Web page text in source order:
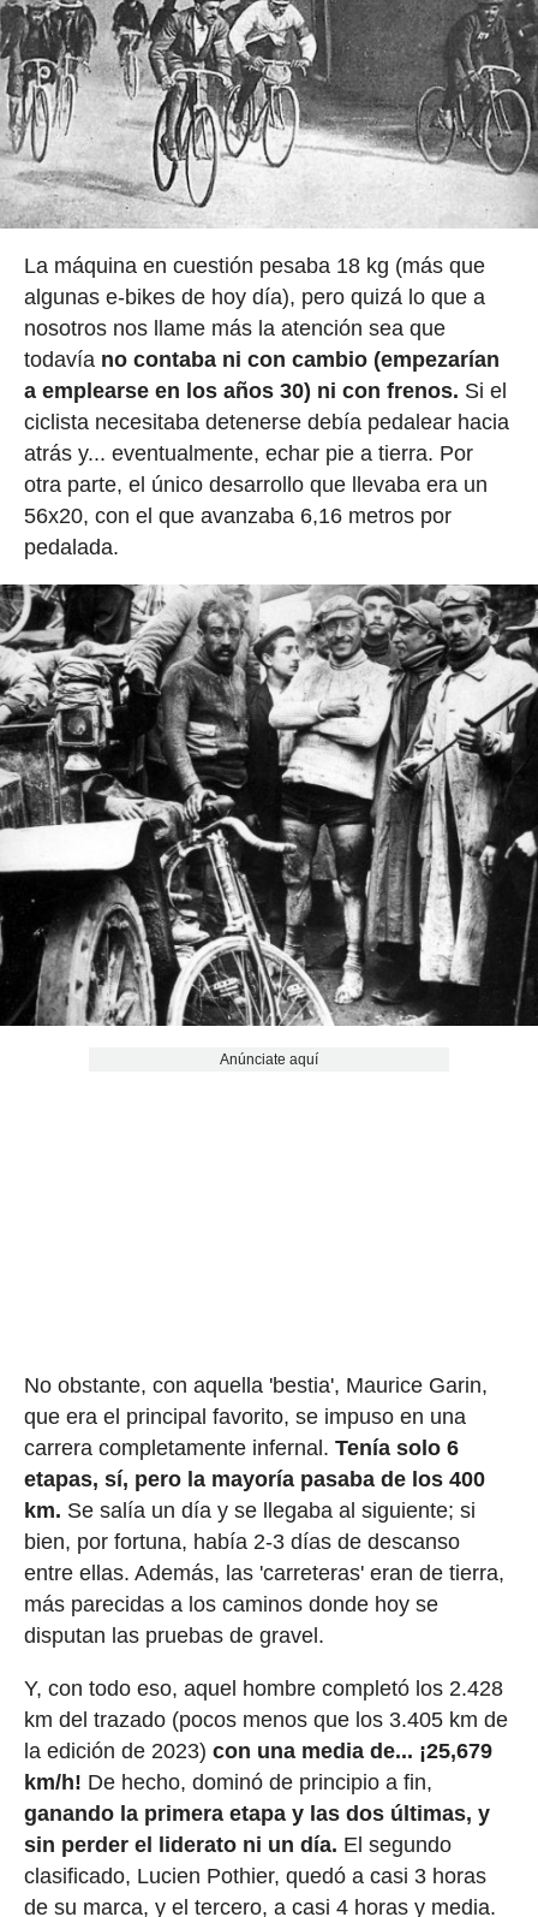
La máquina en cuestión pesaba 18 kg (más que
algunas e-bikes de hoy día), pero quizá lo que a
nosotros nos llame más la atención sea que
todavía no contaba ni con cambio (empezarían
a emplearse en los años 30) ni con frenos. Si el
ciclista necesitaba detenerse debía pedalear hacia
atrás y... eventualmente, echar pie a tierra. Por
otra parte, el único desarrollo que llevaba era un
56x20, con el que avanzaba 6,16 metros por
pedalada.
Anúnciate aquí
No obstante, con aquella 'bestia', Maurice Garin,
que era el principal favorito, se impuso en una
carrera completamente infernal. Tenía solo 6
etapas, sí, pero la mayoría pasaba de los 400
km. Se salía un día y se llegaba al siguiente; si
bien, por fortuna, había 2-3 días de descanso
entre ellas. Además, las 'carreteras' eran de tierra,
más parecidas a los caminos donde hoy se
disputan las pruebas de gravel.
Y, con todo eso, aquel hombre completó los 2.428
km del trazado (pocos menos que los 3.405 km de
la edición de 2023) con una media de... ¡25,679
km/h! De hecho, dominó de principio a fin,
ganando la primera etapa y las dos últimas, y
sin perder el liderato ni un día. El segundo
clasificado, Lucien Pothier, quedó a casi 3 horas
de su marca, y el tercero, a casi 4 horas y media.